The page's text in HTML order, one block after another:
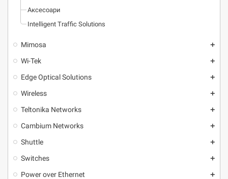
Аксесоари
Intelligent Traffic Solutions
Mimosa add
Wi-Tek add
Edge Optical Solutions add
Wireless add
Teltonika Networks add
Cambium Networks add
Shuttle add
Switches add
Power over Ethernet add